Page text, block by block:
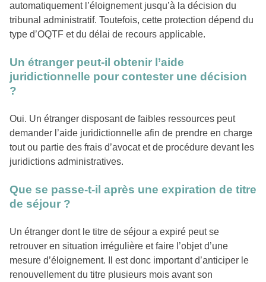
automatiquement l’éloignement jusqu’à la décision du
tribunal administratif. Toutefois, cette protection dépend du
type d’OQTF et du délai de recours applicable.
Un étranger peut-il obtenir l’aide
juridictionnelle pour contester une décision
?
Oui. Un étranger disposant de faibles ressources peut
demander l’aide juridictionnelle afin de prendre en charge
tout ou partie des frais d’avocat et de procédure devant les
juridictions administratives.
Que se passe-t-il après une expiration de titre
de séjour ?
Un étranger dont le titre de séjour a expiré peut se
retrouver en situation irrégulière et faire l’objet d’une
mesure d’éloignement. Il est donc important d’anticiper le
renouvellement du titre plusieurs mois avant son